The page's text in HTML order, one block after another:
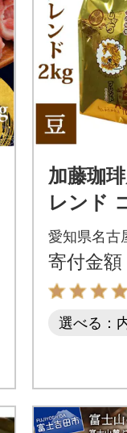
加藤珈
レンド
まま
愛知県名古
寄付金額
選べる：